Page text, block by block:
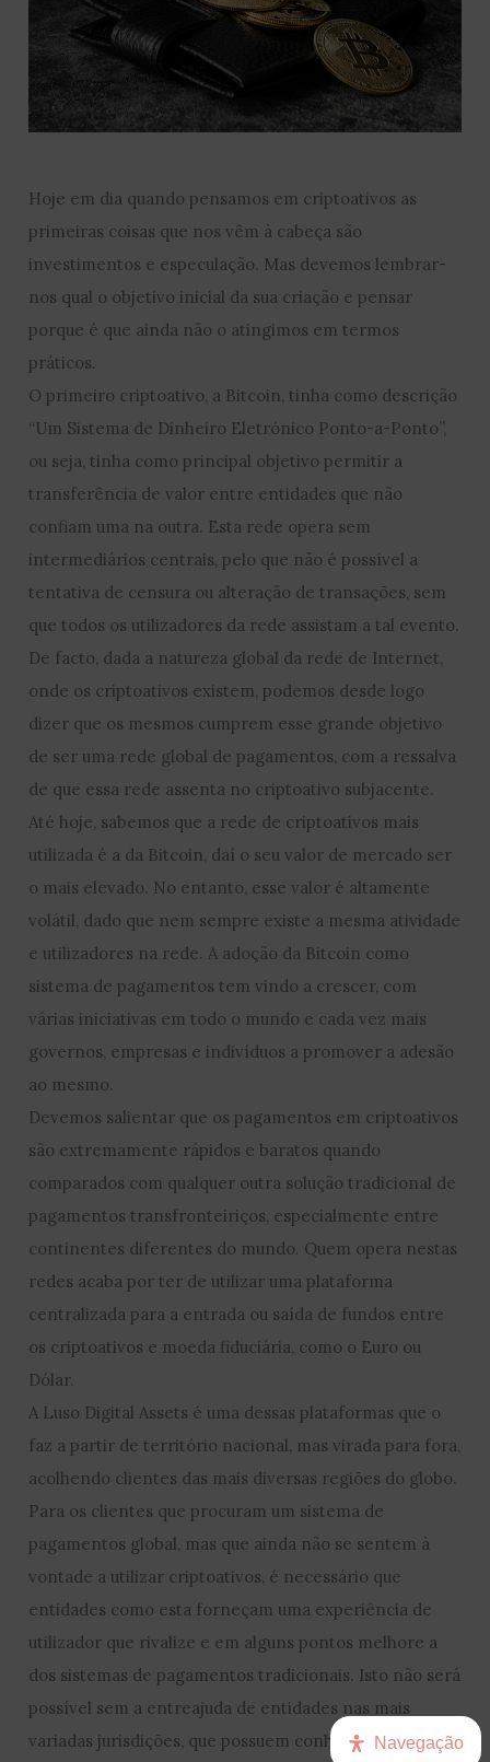
Hoje em dia quando pensamos em criptoativos as
primeiras coisas que nos vêm à cabeça são
investimentos e especulação. Mas devemos lembrar-
nos qual o objetivo inicial da sua criação e pensar
porque é que ainda não o atingimos em termos
práticos.
O primeiro criptoativo, a Bitcoin, tinha como descrição
“Um Sistema de Dinheiro Eletrónico Ponto-a-Ponto”,
ou seja, tinha como principal objetivo permitir a
transferência de valor entre entidades que não
confiam uma na outra. Esta rede opera sem
intermediários centrais, pelo que não é possível a
tentativa de censura ou alteração de transações, sem
que todos os utilizadores da rede assistam a tal evento.
De facto, dada a natureza global da rede de Internet,
onde os criptoativos existem, podemos desde logo
dizer que os mesmos cumprem esse grande objetivo
de ser uma rede global de pagamentos, com a ressalva
de que essa rede assenta no criptoativo subjacente.
Até hoje, sabemos que a rede de criptoativos mais
utilizada é a da Bitcoin, daí o seu valor de mercado ser
o mais elevado. No entanto, esse valor é altamente
volátil, dado que nem sempre existe a mesma atividade
e utilizadores na rede. A adoção da Bitcoin como
sistema de pagamentos tem vindo a crescer, com
várias iniciativas em todo o mundo e cada vez mais
governos, empresas e indivíduos a promover a adesão
ao mesmo.
Devemos salientar que os pagamentos em criptoativos
são extremamente rápidos e baratos quando
comparados com qualquer outra solução tradicional de
pagamentos transfronteiriços, especialmente entre
continentes diferentes do mundo. Quem opera nestas
redes acaba por ter de utilizar uma plataforma
centralizada para a entrada ou saída de fundos entre
os criptoativos e moeda fiduciária, como o Euro ou
Dólar.
A Luso Digital Assets é uma dessas plataformas que o
faz a partir de território nacional, mas virada para fora,
acolhendo clientes das mais diversas regiões do globo.
Para os clientes que procuram um sistema de
pagamentos global, mas que ainda não se sentem à
vontade a utilizar criptoativos, é necessário que
entidades como esta forneçam uma experiência de
utilizador que rivalize e em alguns pontos melhore a
dos sistemas de pagamentos tradicionais. Isto não será
possível sem a entreajuda de entidades nas mais
variadas jurisdições, que possuem conhecimento local
Navegação